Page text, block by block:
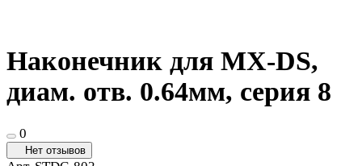
Наконечник для MX-DS,
диам. отв. 0.64мм, серия 8
0
Нет отзывов